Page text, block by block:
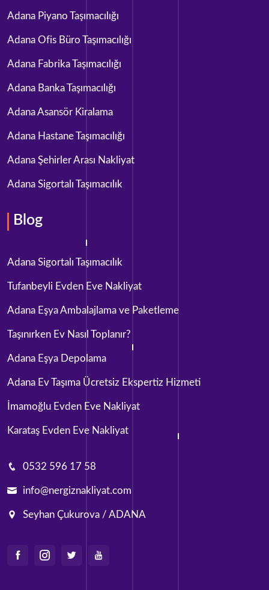
Adana Piyano Taşımacılığı
Adana Ofis Büro Taşımacılığı
Adana Fabrika Taşımacılığı
Adana Banka Taşımacılığı
Adana Asansör Kiralama
Adana Hastane Taşımacılığı
Adana Şehirler Arası Nakliyat
Adana Sigortalı Taşımacılık
Blog
Adana Sigortalı Taşımacılık
Tufanbeyli‎ Evden Eve Nakliyat
Adana Eşya Ambalajlama ve Paketleme
Taşınırken Ev Nasıl Toplanır?
Adana Eşya Depolama
Adana Ev Taşıma Ücretsiz Ekspertiz Hizmeti
İmamoğlu Evden Eve Nakliyat
Karataş Evden Eve Nakliyat
0532 596 17 58
info@nergiznakliyat.com
Seyhan Çukurova / ADANA